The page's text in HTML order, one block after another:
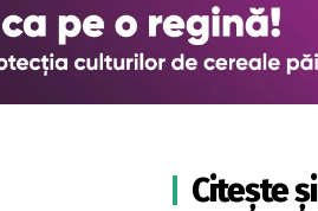
Citește și